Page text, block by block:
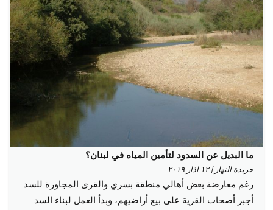
ما البديل عن السدود لتأمين المياه في لبنان؟
جريدة النهار | ١٢ اذار ٢٠١٩
رغم معارضة بعض أهالي منطقة بسري والقرى المجاورة للسد
أجبر أصحاب القرية على بيع أراضيهم، وبدأ العمل لبناء السد